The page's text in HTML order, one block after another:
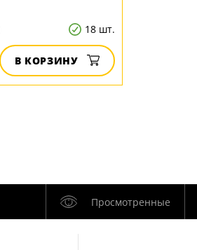
18 шт.
В КОРЗИНУ
Просмотренные